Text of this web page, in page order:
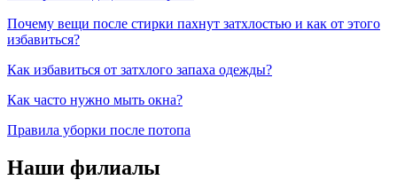
Почему вещи после стирки пахнут затхлостью и как от этого
избавиться?
Как избавиться от затхлого запаха одежды?
Как часто нужно мыть окна?
Правила уборки после потопа
Наши филиалы